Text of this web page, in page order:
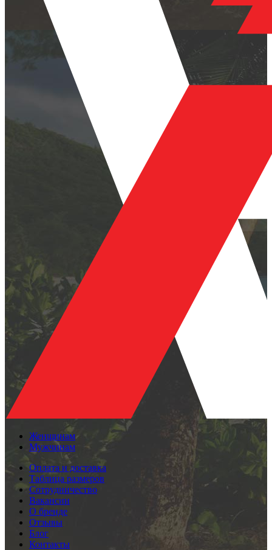
Женщинам
Мужчинам
Оплата и доставка
Таблица размеров
Сотрудничество
Вакансии
О бренде
Отзывы
Блог
Контакты